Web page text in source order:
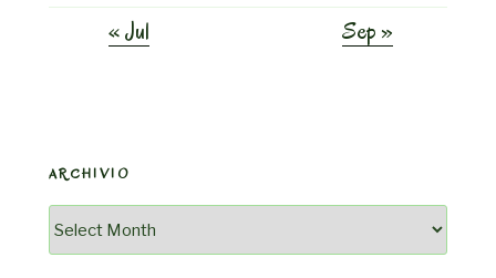
« Jul
Sep »
ARCHIVIO
Archivio